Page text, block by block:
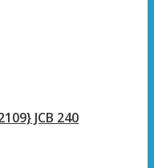
JCB 240